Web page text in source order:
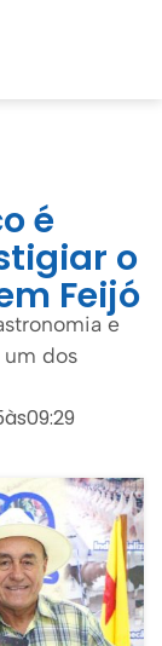
é
o
Feijó
e
dos
às09:29